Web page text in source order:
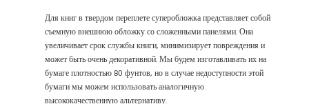
Для книг в твердом переплете суперобложка представляет собой
съемную внешнюю обложку со сложенными панелями. Она
увеличивает срок службы книги, минимизирует повреждения и
может быть очень декоративной. Мы будем изготавливать их на
бумаге плотностью 80 фунтов, но в случае недоступности этой
бумаги мы можем использовать аналогичную
высококачественную альтернативу.